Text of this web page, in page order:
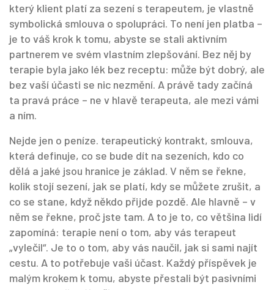
který klient platí za sezení s terapeutem, je vlastně
symbolická smlouva o spolupráci. To není jen platba –
je to váš krok k tomu, abyste se stali aktivním
partnerem ve svém vlastním zlepšování. Bez něj by
terapie byla jako lék bez receptu: může být dobrý, ale
bez vaší účasti se nic nezmění. A právě tady začíná
ta pravá práce – ne v hlavě terapeuta, ale mezi vámi
a ním.
Nejde jen o peníze. terapeutický kontrakt, smlouva,
která definuje, co se bude dít na sezeních, kdo co
dělá a jaké jsou hranice je základ. V něm se řekne,
kolik stojí sezení, jak se platí, kdy se můžete zrušit, a
co se stane, když někdo přijde pozdě. Ale hlavně – v
něm se řekne, proč jste tam. A to je to, co většina lidí
zapomíná: terapie není o tom, aby vás terapeut
„vylečil“. Je to o tom, aby vás naučil, jak si sami najít
cestu. A to potřebuje vaši účast. Každý příspěvek je
malým krokem k tomu, abyste přestali být pasivními